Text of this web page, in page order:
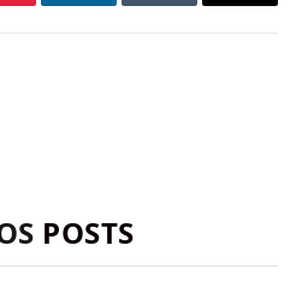
LinkedInTumblr
E-
POSTS